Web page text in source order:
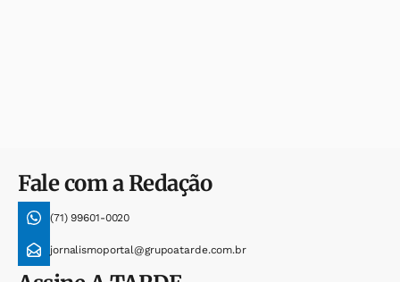
Fale com a Redação
(71) 99601-0020
jornalismoportal@grupoatarde.com.br